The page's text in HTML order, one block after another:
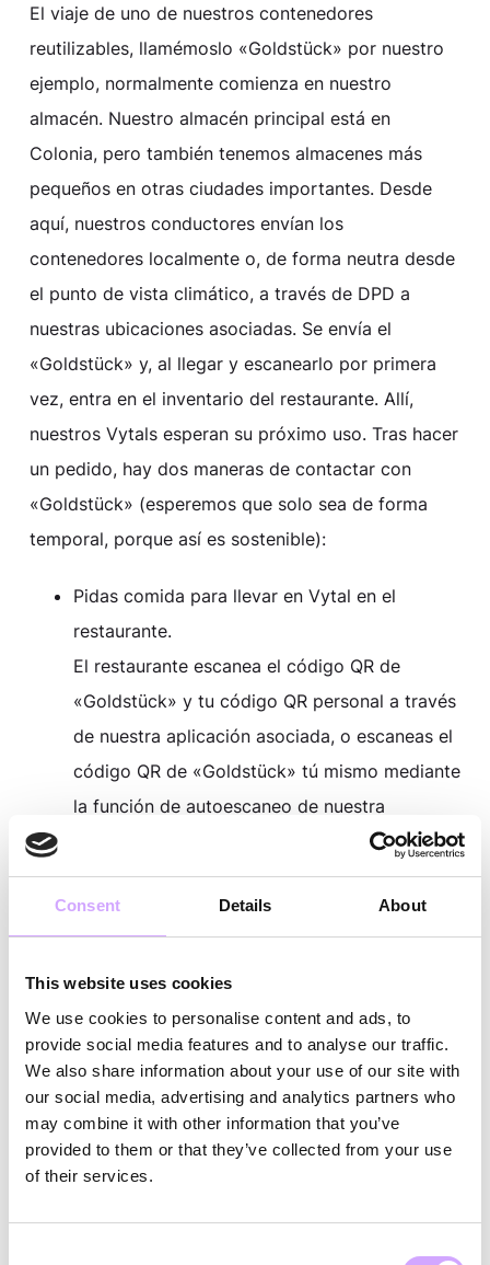
Consent Details About
This website uses cookies
We use cookies to personalise content and ads, to
provide social media features and to analyse our traffic.
We also share information about your use of our site with
our social media, advertising and analytics partners who
may combine it with other information that you’ve
provided to them or that they’ve collected from your use
of their services.
El viaje de uno de nuestros contenedores
reutilizables, llamémoslo «Goldstück» por nuestro
ejemplo, normalmente comienza en nuestro
almacén. Nuestro almacén principal está en
Colonia, pero también tenemos almacenes más
pequeños en otras ciudades importantes. Desde
aquí, nuestros conductores envían los
contenedores localmente o, de forma neutra desde
el punto de vista climático, a través de DPD a
nuestras ubicaciones asociadas. Se envía el
«Goldstück» y, al llegar y escanearlo por primera
vez, entra en el inventario del restaurante. Allí,
nuestros Vytals esperan su próximo uso. Tras hacer
un pedido, hay dos maneras de contactar con
«Goldstück» (esperemos que solo sea de forma
temporal, porque así es sostenible):
Pidas comida para llevar en Vytal en el
restaurante.
El restaurante escanea el código QR de
«Goldstück» y tu código QR personal a través
de nuestra aplicación asociada, o escaneas el
código QR de «Goldstück» tú mismo mediante
la función de autoescaneo de nuestra
Pides comida a través de Vytal, Lieferando,
incluirse como comentario en el pedido. Esto
se hace automáticamente para los pedidos
realizados directamente a través de Vytal.
Tras la preparación, el personal del
restaurante introduce el comprobante de
entrega en nuestra aplicación asociada y ya